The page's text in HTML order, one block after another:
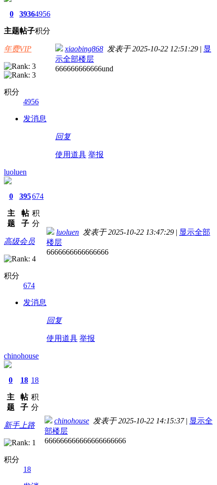
0
主题
3936
帖子
4956
积分
年费VIP
积分
4956
发消息
xiaobing868 发表于 2025-10-22 12:51:29 | 显
示全部楼层
666666666666und
回复
使用道具 举报
luoluen
0
主
题
395
帖
子
674
积
分
高级会员
积分
674
发消息
luoluen 发表于 2025-10-22 13:47:29 | 显示全部
楼层
6666666666666666
回复
使用道具 举报
chinohouse
0
主
题
18
帖
子
18
积
分
新手上路
积分
18
chinohouse 发表于 2025-10-22 14:15:37 | 显示全
部楼层
666666666666666666666